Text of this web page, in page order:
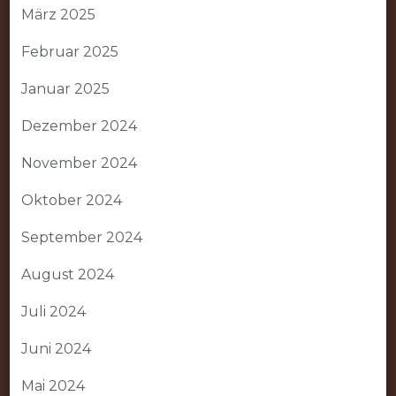
März 2025
Februar 2025
Januar 2025
Dezember 2024
November 2024
Oktober 2024
September 2024
August 2024
Juli 2024
Juni 2024
Mai 2024